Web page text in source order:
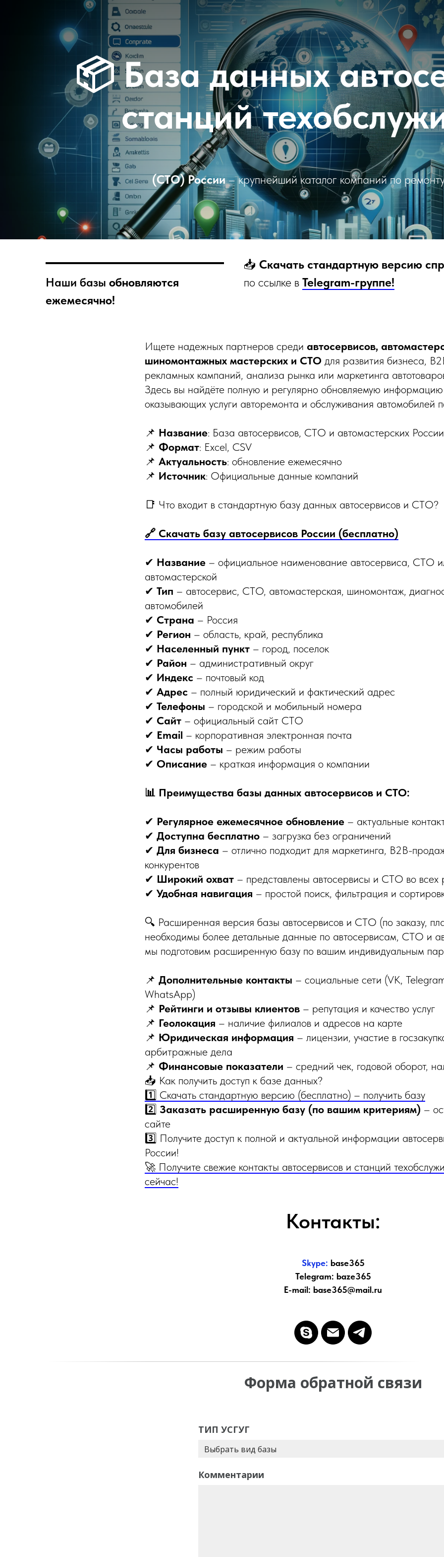
📦База данных
станций
(СТО) России– крупнейший каталог компаний по
Наши базы обновляются
ежемесячно!
📥 Скачать стандартную версию
по ссылке в Telegram-группе!
Ищете надежных партнеров среди автосервисов,
шиномонтажных мастерских и СТО для развития бизнеса,
рекламных кампаний, анализа рынка или маркетинга
Здесь вы найдёте полную и регулярно обновляемую
оказывающих услуги авторемонта и обслуживания автомобилей
📌 Название: База автосервисов, СТО и автомастерских России
📌 Формат: Excel, CSV
📌 Актуальность: обновление ежемесячно
📌 Источник: Официальные данные компаний
📑 Что входит в стандартную базу данных автосервисов и СТО?
🔗 Скачать базу автосервисов России (бесплатно)
✔ Название – официальное наименование автосервиса, СТО
автомастерской
✔ Тип – автосервис, СТО, автомастерская, шиномонтаж,
автомобилей
✔ Страна – Россия
✔ Регион – область, край, республика
✔ Населенный пункт – город, поселок
✔ Район – административный округ
✔ Индекс – почтовый код
✔ Адрес – полный юридический и фактический адрес
✔ Телефоны – городской и мобильный номера
✔ Сайт – официальный сайт СТО
✔ Email – корпоративная электронная почта
✔ Часы работы – режим работы
✔ Описание – краткая информация о компании
📊 Преимущества базы данных автосервисов и СТО:
✔ Регулярное ежемесячное обновление – актуальные
✔ Доступна бесплатно – загрузка без ограничений
✔ Для бизнеса – отлично подходит для маркетинга, B2B-
конкурентов
✔ Широкий охват – представлены автосервисы и СТО во всех
✔ Удобная навигация – простой поиск, фильтрация и
🔍 Расширенная версия базы автосервисов и СТО (по заказу,
необходимы более детальные данные по автосервисам, СТО и
мы подготовим расширенную базу по вашим индивидуальным
📌 Дополнительные контакты – социальные сети (VK,
WhatsApp)
📌 Рейтинги и отзывы клиентов – репутация и качество услуг
📌 Геолокация – наличие филиалов и адресов на карте
📌 Юридическая информация – лицензии, участие в
арбитражные дела
📌 Финансовые показатели – средний чек, годовой оборот,
📥 Как получить доступ к базе данных?
1️⃣ Скачать стандартную версию (бесплатно) – получить базу
2️⃣ Заказать расширенную базу (по вашим критериям) –
сайте
3️⃣ Получите доступ к полной и актуальной информации
России!
🚀 Получите свежие контакты автосервисов и станций
сейчас!
Контакты:
Skype: base365
Telegram: baze365
E-mail: base365@mail.ru